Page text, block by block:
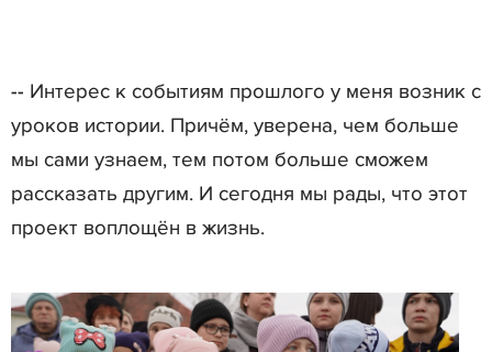
-- Интерес к событиям прошлого у меня возник с
уроков истории. Причём, уверена, чем больше
мы сами узнаем, тем потом больше сможем
рассказать другим. И сегодня мы рады, что этот
проект воплощён в жизнь.